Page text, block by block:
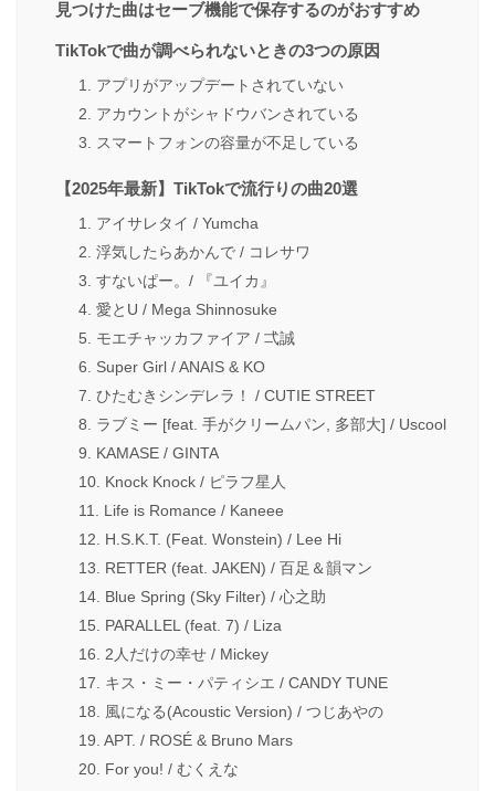
見つけた曲はセーブ機能で保存するのがおすすめ
TikTokで曲が調べられないときの3つの原因
1. アプリがアップデートされていない
2. アカウントがシャドウバンされている
3. スマートフォンの容量が不足している
【2025年最新】TikTokで流行りの曲20選
1. アイサレタイ / Yumcha
2. 浮気したらあかんで / コレサワ
3. すないぱー。/ 『ユイカ』
4. 愛とU / Mega Shinnosuke
5. モエチャッカファイア / 弌誠
6. Super Girl / ANAIS & KO
7. ひたむきシンデレラ！ / CUTIE STREET
8. ラブミー [feat. 手がクリームパン, 多部大] / Uscool
9. KAMASE / GINTA
10. Knock Knock / ピラフ星人
11. Life is Romance / Kaneee
12. H.S.K.T. (Feat. Wonstein) / Lee Hi
13. RETTER (feat. JAKEN) / 百足＆韻マン
14. Blue Spring (Sky Filter) / 心之助
15. PARALLEL (feat. 7) / Liza
16. 2人だけの幸せ / Mickey
17. キス・ミー・パティシエ / CANDY TUNE
18. 風になる(Acoustic Version) / つじあやの
19. APT. / ROSÉ & Bruno Mars
20. For you! / むくえな